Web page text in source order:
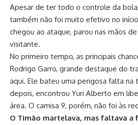
Apesar de ter todo o controle da
também não foi muito efetivo no
chegou ao ataque, parou nas mãos
visitante.
No primeiro tempo, as principais
Rodrigo Garro, grande destaque do
aqui. Ele bateu uma perigosa falta na
depois, encontrou Yuri Alberto em
área. O camisa 9, porém, não foi às
O Timão martelava, mas faltava a